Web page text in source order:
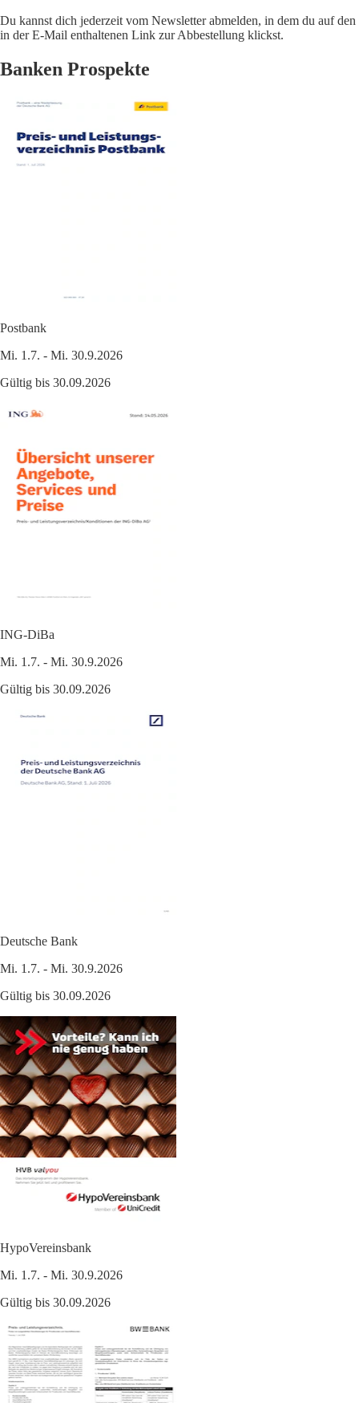
Du kannst dich jederzeit vom Newsletter abmelden, in dem du auf den
in der E-Mail enthaltenen Link zur Abbestellung klickst.
Banken Prospekte
Postbank
Mi. 1.7. - Mi. 30.9.2026
Gültig bis 30.09.2026
ING-DiBa
Mi. 1.7. - Mi. 30.9.2026
Gültig bis 30.09.2026
Deutsche Bank
Mi. 1.7. - Mi. 30.9.2026
Gültig bis 30.09.2026
HypoVereinsbank
Mi. 1.7. - Mi. 30.9.2026
Gültig bis 30.09.2026